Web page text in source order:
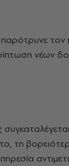
τον
νέων
τη